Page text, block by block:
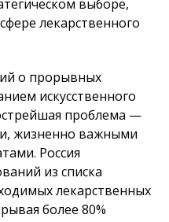
выборе,
лекарственного
о прорывных
искусственного
проблема —
жизненно важными
Россия
из списка
лекарственных
более 80%